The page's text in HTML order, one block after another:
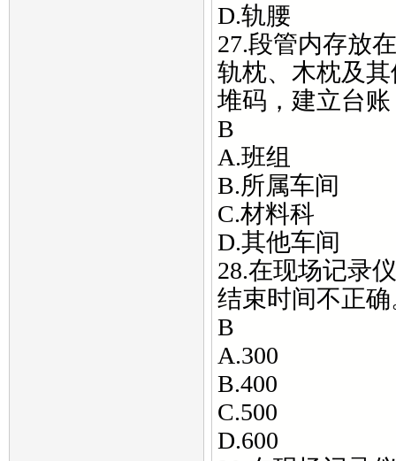
D.轨腰
27.段管内存放
轨枕、木枕及
堆码，建立台
B
A.班组
B.所属车间
C.材料科
D.其他车间
28.在现场记录
结束时间不正
B
A.300
B.400
C.500
D.600